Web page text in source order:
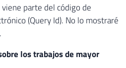
parte del código de
(Query Id). No lo mostraré
los trabajos de mayor